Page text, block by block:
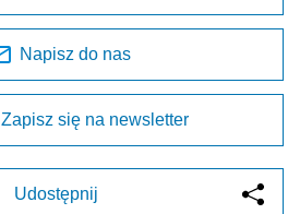
Napisz do nas
Zapisz się na newsletter
Udostępnij